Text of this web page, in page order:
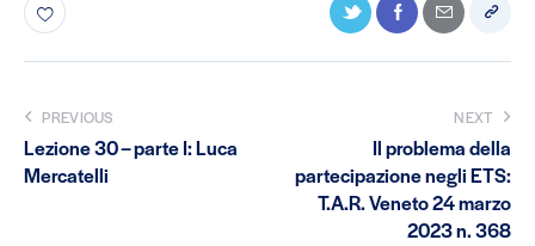
PREVIOUS
Lezione 30 – parte I: Luca
Mercatelli
NEXT
Il problema della
partecipazione negli ETS:
T.A.R. Veneto 24 marzo
2023 n. 368